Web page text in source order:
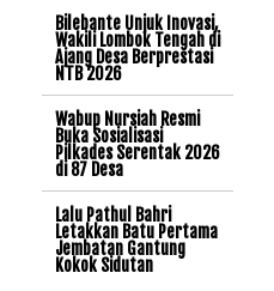
Bilebante Unjuk Inovasi,
Wakili Lombok Tengah di
Ajang Desa Berprestasi
NTB 2026
Wabup Nursiah Resmi
Buka Sosialisasi
Pilkades Serentak 2026
di 87 Desa
Lalu Pathul Bahri
Letakkan Batu Pertama
Jembatan Gantung
Kokok Sidutan